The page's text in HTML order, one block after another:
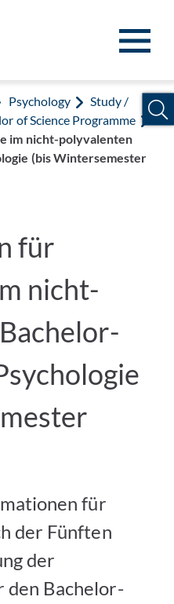
Psychology
Study /
of Science Programme
im nicht-polyvalenten
(bis Wintersemester
für
nicht-
für
der Fünften
der
den Bachelor-